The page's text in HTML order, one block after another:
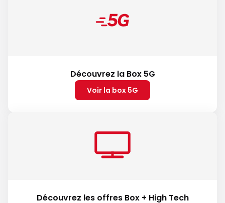
Découvrez la Box 5G
Voir la box 5G
Découvrez les offres Box + High Tech